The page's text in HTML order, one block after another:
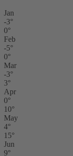
Jan
-3°
0°
Feb
-5°
0°
Mar
-3°
3°
Apr
0°
10°
May
4°
15°
Jun
9°